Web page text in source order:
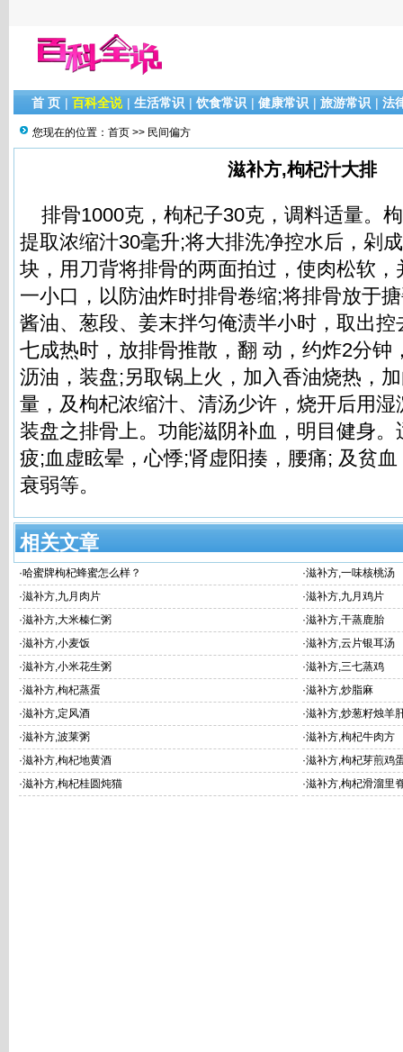
首 页 | 百科全说 | 生活常识 | 饮食常识 | 健康常识 | 旅游常识 | 法
您现在的位置： 首页 >> 民间偏方
滋补方,枸杞汁大排
排骨1000克，枸杞子30克，调料适量。
提取浓缩汁30毫升;将大排洗净控水后，剁
块，用刀背将排骨的两面拍过，使肉松软
一小口，以防油炸时排骨卷缩;将排骨放于
酱油、葱段、姜末拌匀俺渍半小时，取出
七成热时，放排骨推散，翻 动，约炸2分钟
沥油，装盘;另取锅上火，加入香油烧热，
量，及枸杞浓缩汁、清汤少许，烧开后用
装盘之排骨上。功能滋阴补血，明目健身
疲;血虚眩晕，心悸;肾虚阳揍，腰痛; 及贫
衰弱等。
相关文章
·哈蜜牌枸杞蜂蜜怎么样？ ·滋补方,一味核桃汤
·滋补方,九月肉片 ·滋补方,九月鸡片
·滋补方,大米榛仁粥 ·滋补方,干蒸鹿胎
·滋补方,小麦饭 ·滋补方,云片银耳汤
·滋补方,小米花生粥 ·滋补方,三七蒸鸡
·滋补方,枸杞蒸蛋 ·滋补方,炒脂麻
·滋补方,定风酒 ·滋补方,炒葱籽烛羊
·滋补方,波莱粥 ·滋补方,枸杞牛肉方
·滋补方,枸杞地黄酒 ·滋补方,枸杞芽煎鸡
·滋补方,枸杞桂圆炖猫 ·滋补方,枸杞滑溜里